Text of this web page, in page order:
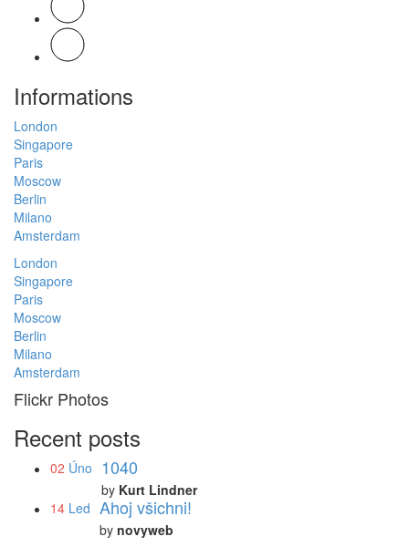
Informations
London
Singapore
Paris
Moscow
Berlin
Milano
Amsterdam
London
Singapore
Paris
Moscow
Berlin
Milano
Amsterdam
Flickr Photos
Recent posts
02 Úno 1040
by Kurt Lindner
14 Led Ahoj všichni!
by novyweb